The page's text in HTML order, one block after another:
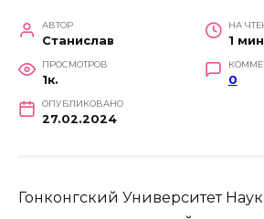
АВТОР
Станислав
НА
1 мин
ПРОСМОТРОВ
1к. 0
ОПУБЛИКОВАНО
27.02.2024
Гонконгский Университет